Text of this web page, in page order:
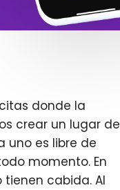
donde la
crear un lugar de
uno es libre de
momento. En
tienen cabida. Al